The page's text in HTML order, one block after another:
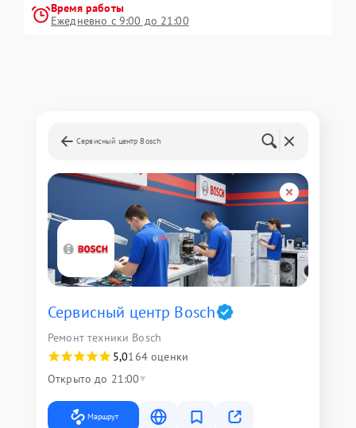
Время работы
Ежедневно с 9:00 до 21:00
Сервисный центр Bosch
Сервисный центр Bosch
Ремонт техники Bosch
5,0164 оценки
Открыто до 21:00
Маршрут